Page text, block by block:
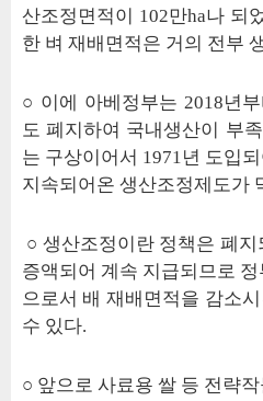
산조정면적이 102만ha나 되
한 벼 재배면적은 거의 전부
○ 이에 아베정부는 2018년
도 폐지하여 국내생산이 부
는 구상이어서 1971년 도입
지속되어온 생산조정제도가
○ 생산조정이란 정책은 폐
증액되어 계속 지급되므로
으로서 배 재배면적을 감소
수 있다.
○ 앞으로 사료용 쌀 등 전략